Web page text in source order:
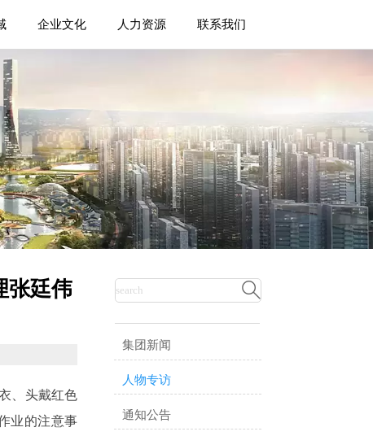
企业文化 人力资源 联系我们
廷伟
、头戴红色
业的注意事

集团新闻
人物专访
通知公告